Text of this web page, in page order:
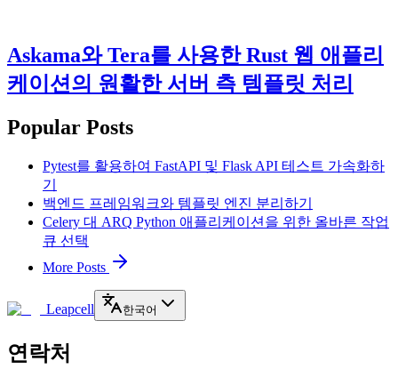
Askama와 Tera를 사용한 Rust 웹 애플리
케이션의 원활한 서버 측 템플릿 처리
Popular Posts
Pytest를 활용하여 FastAPI 및 Flask API 테스트 가속화하
기
백엔드 프레임워크와 템플릿 엔진 분리하기
Celery 대 ARQ Python 애플리케이션을 위한 올바른 작업
큐 선택
More Posts
Leapcell 한국어
연락처